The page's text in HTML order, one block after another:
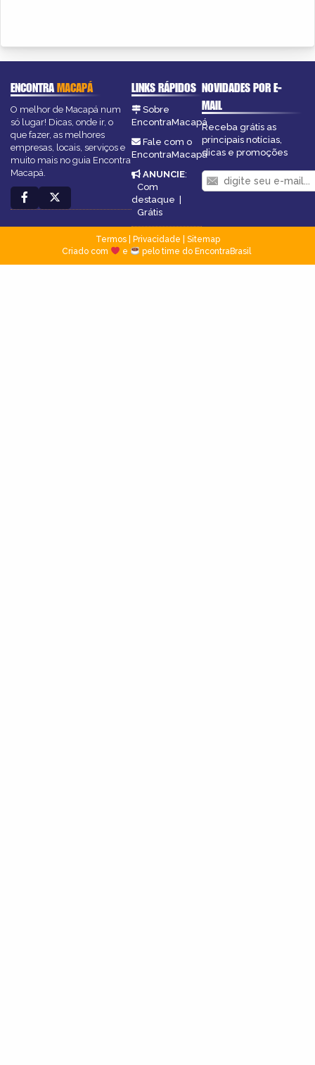
ENCONTRAMACAPÁ
O melhor de Macapá num
só lugar! Dicas, onde ir, o
que fazer, as melhores
empresas, locais, serviços e
muito mais no guia Encontra
Macapá.
LINKS RÁPIDOS
Sobre
EncontraMacapá
Fale com o
EncontraMacapá
ANUNCIE:
Com
destaque
Grátis
NOVIDADES POR E-
MAIL
Receba grátis as
principais notícias,
dicas e promoções
Termos| Privacidade
Sitemap
Criado com
e pelo time do EncontraBrasil